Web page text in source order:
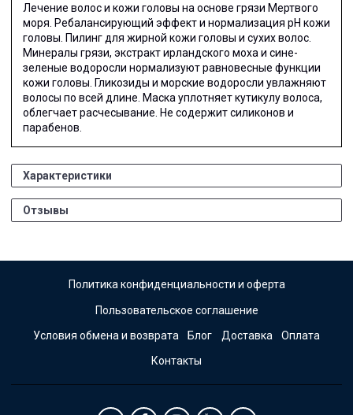
Лечение волос и кожи головы на основе грязи Мертвого
моря. Ребалансирующий эффект и нормализация pH кожи
головы. Пилинг для жирной кожи головы и сухих волос.
Минералы грязи, экстракт ирландского моха и сине-
зеленые водоросли нормализуют равновесные функции
кожи головы. Гликозиды и морские водоросли увлажняют
волосы по всей длине. Маска уплотняет кутикулу волоса,
облегчает расчесывание. Не содержит силиконов и
парабенов.
Характеристики
Отзывы
Политика конфиденциальности и оферта
Пользовательское соглашение
Условия обмена и возврата Блог Доставка Оплата
Контакты